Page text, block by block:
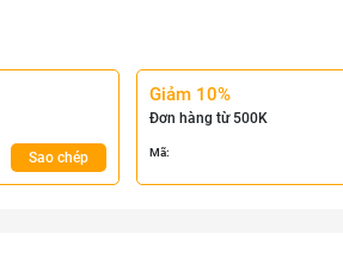
Sao chép
Giảm 10%
Đơn hàng từ 500K
Mã: